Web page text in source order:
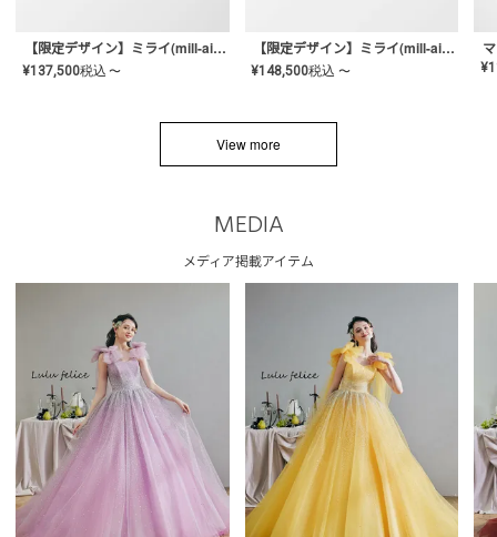
【限定デザイン】ミライ(mill-ai)リング
¥137,500税込 〜
【限定デザイン】ミライ(mill-ai)リング
¥148,500税込 〜 ¥
View more
MEDIA
メディア掲載アイテム